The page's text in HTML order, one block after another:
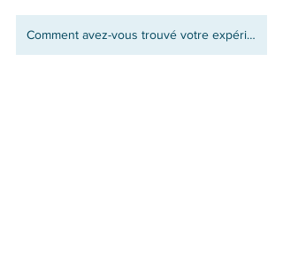
Comment avez-vous trouvé votre expérience avec le Rempart?